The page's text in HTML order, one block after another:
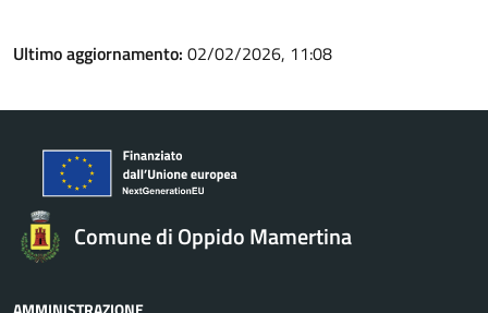
Ultimo aggiornamento: 02/02/2026, 11:08
Comune di Oppido Mamertina